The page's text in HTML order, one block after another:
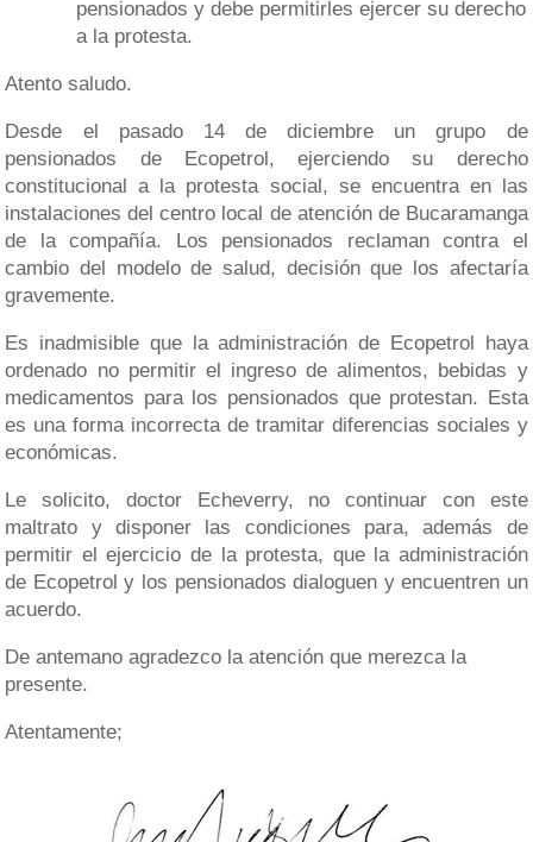
pensionados y debe permitirles ejercer su derecho
a la protesta.
Atento saludo.
Desde el pasado 14 de diciembre un grupo de
pensionados de Ecopetrol, ejerciendo su derecho
constitucional a la protesta social, se encuentra en las
instalaciones del centro local de atención de Bucaramanga
de la compañía. Los pensionados reclaman contra el
cambio del modelo de salud, decisión que los afectaría
gravemente.
Es inadmisible que la administración de Ecopetrol haya
ordenado no permitir el ingreso de alimentos, bebidas y
medicamentos para los pensionados que protestan. Esta
es una forma incorrecta de tramitar diferencias sociales y
económicas.
Le solicito, doctor Echeverry, no continuar con este
maltrato y disponer las condiciones para, además de
permitir el ejercicio de la protesta, que la administración
de Ecopetrol y los pensionados dialoguen y encuentren un
acuerdo.
De antemano agradezco la atención que merezca la
presente.
Atentamente;